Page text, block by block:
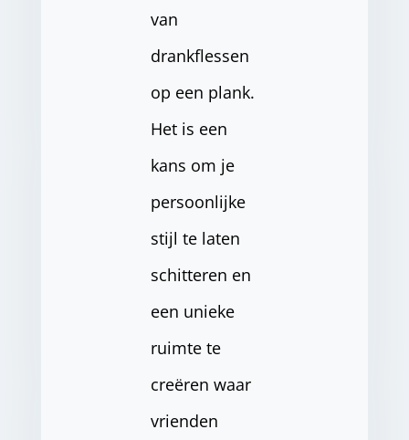
van
drankflessen
op een plank.
Het is een
kans om je
persoonlijke
stijl te laten
schitteren en
een unieke
ruimte te
creëren waar
vrienden